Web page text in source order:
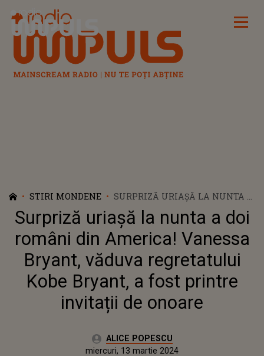
Radio Impuls
STIRI MONDENE
SURPRIZĂ URIAȘĂ LA NUNTA A
DOI ROMÂNI DIN AMERICA!
VANESSA BRYANT, VĂDUVA
REGRETATULUI KOBE BRYANT, A
FOST PRINTRE INVITAȚII DE
ONOARE
Surpriză uriașă la nunta a doi
români din America! Vanessa
Bryant, văduva regretatului
Kobe Bryant, a fost printre
invitații de onoare
Autor:ALICE POPESCU
miercuri, 13 martie 2024Actualizat:
miercuri, 13 martie 2024